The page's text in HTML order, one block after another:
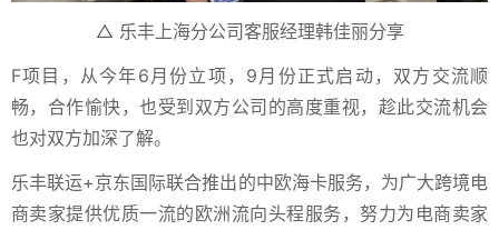
△ 乐丰上海分公司客服经理韩佳丽分享
F项目，从今年6月份立项，9月份正式启动，双方交流顺
畅，合作愉快，也受到双方公司的高度重视，趁此交流机会
也对双方加深了解。
乐丰联运+京东国际联合推出的中欧海卡服务，为广大跨境电
商卖家提供优质一流的欧洲流向头程服务，努力为电商卖家